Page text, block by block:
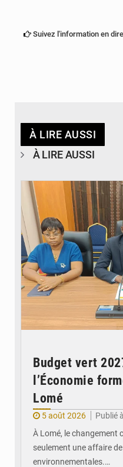
Suivez l'information en
À LIRE AUSSI
À LIRE AUSSI
Budget vert
l’Économie
Lomé
5 août 2026
Publié
À Lomé, le changement
seulement une affaire
environnementales.…